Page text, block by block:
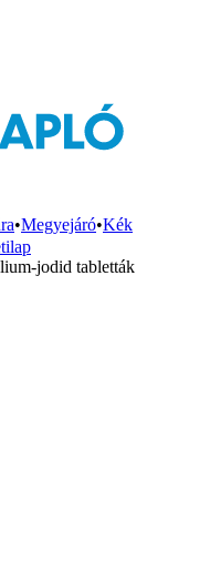
•Megyejáró•Kék
jodid tabletták